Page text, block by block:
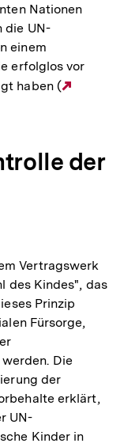
Nationen
die UN-
einem
erfolglos vor
haben (
der
Vertragswerk
des Kindes", das
Prinzip
Fürsorge,
Die
der
erklärt,
UN-
Kinder in